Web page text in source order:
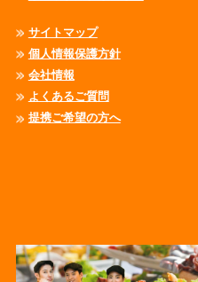
サイトマップ
個人情報保護方針
会社情報
よくあるご質問
提携ご希望の方へ